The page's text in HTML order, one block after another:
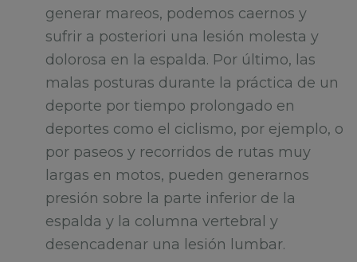
generar mareos, podemos caernos y
sufrir a posteriori una lesión molesta y
dolorosa en la espalda. Por último, las
malas posturas durante la práctica de un
deporte por tiempo prolongado en
deportes como el ciclismo, por ejemplo, o
por paseos y recorridos de rutas muy
largas en motos, pueden generarnos
presión sobre la parte inferior de la
espalda y la columna vertebral y
desencadenar una lesión lumbar.